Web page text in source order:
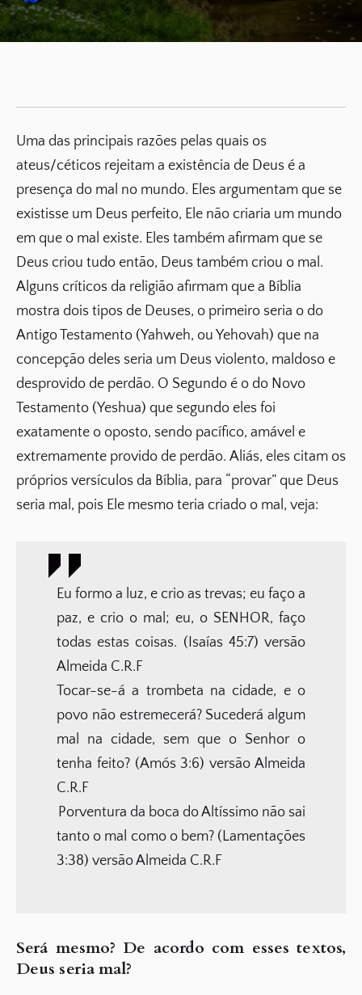
Uma das principais razões pelas quais os
ateus/céticos rejeitam a existência de Deus é a
presença do mal no mundo. Eles argumentam que se
existisse um Deus perfeito, Ele não criaria um mundo
em que o mal existe. Eles também afirmam que se
Deus criou tudo então, Deus também criou o mal.
Alguns críticos da religião afirmam que a Bíblia
mostra dois tipos de Deuses, o primeiro seria o do
Antigo Testamento (Yahweh, ou Yehovah) que na
concepção deles seria um Deus violento, maldoso e
desprovido de perdão. O Segundo é o do Novo
Testamento (Yeshua) que segundo eles foi
exatamente o oposto, sendo pacífico, amável e
extremamente provido de perdão. Aliás, eles citam os
próprios versículos da Bíblia, para “provar” que Deus
seria mal, pois Ele mesmo teria criado o mal, veja:
Eu formo a luz, e crio as trevas; eu faço a
paz, e crio o mal; eu, o SENHOR, faço
todas estas coisas. (Isaías 45:7) versão
Almeida C.R.F
Tocar-se-á a trombeta na cidade, e o
povo não estremecerá? Sucederá algum
mal na cidade, sem que o Senhor o
tenha feito? (Amós 3:6) versão Almeida
C.R.F
Porventura da boca do Altíssimo não sai
tanto o mal como o bem? (Lamentações
3:38) versão Almeida C.R.F
Será mesmo? De acordo com esses textos,
Deus seria mal?